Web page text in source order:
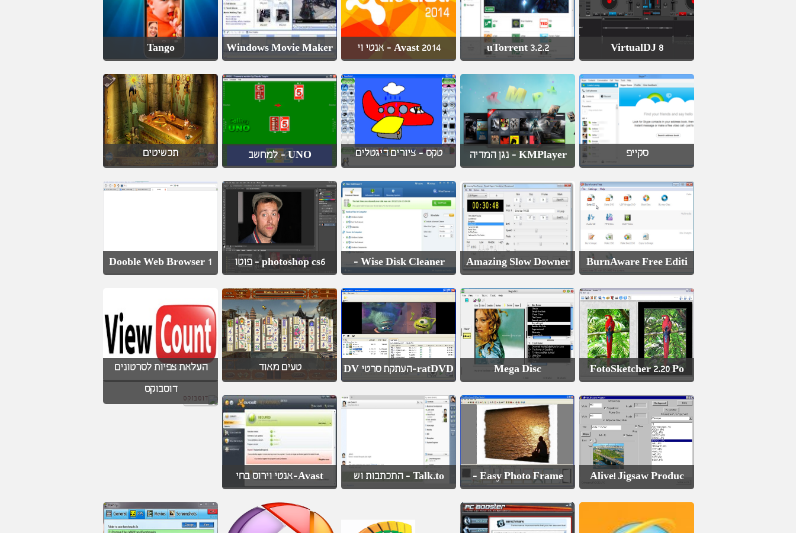
VirtualDJ 8
uTorrent 3.2.2 Avast 2014 - אנטי וי Windows Movie Maker
Tango
סקייפ KMPlayer - נגן המדיה טקס - ציורים דיגטלים UNO - למחשב תכשיטים
BurnAware Free Editi
Amazing Slow Downer
Wise Disk Cleaner - photoshop cs6 - פוטו Dooble Web Browser 1
FotoSketcher 2.20 Po
Mega Disc ratDVD-העתקת סרטי DV טעים מאוד העלאת צפיות לסרטונים
Alive! Jigsaw Produc
Easy Photo Frame - Talk.to - התכתבות וש Avast-אנטי וירוס בחי
דוסבוקס